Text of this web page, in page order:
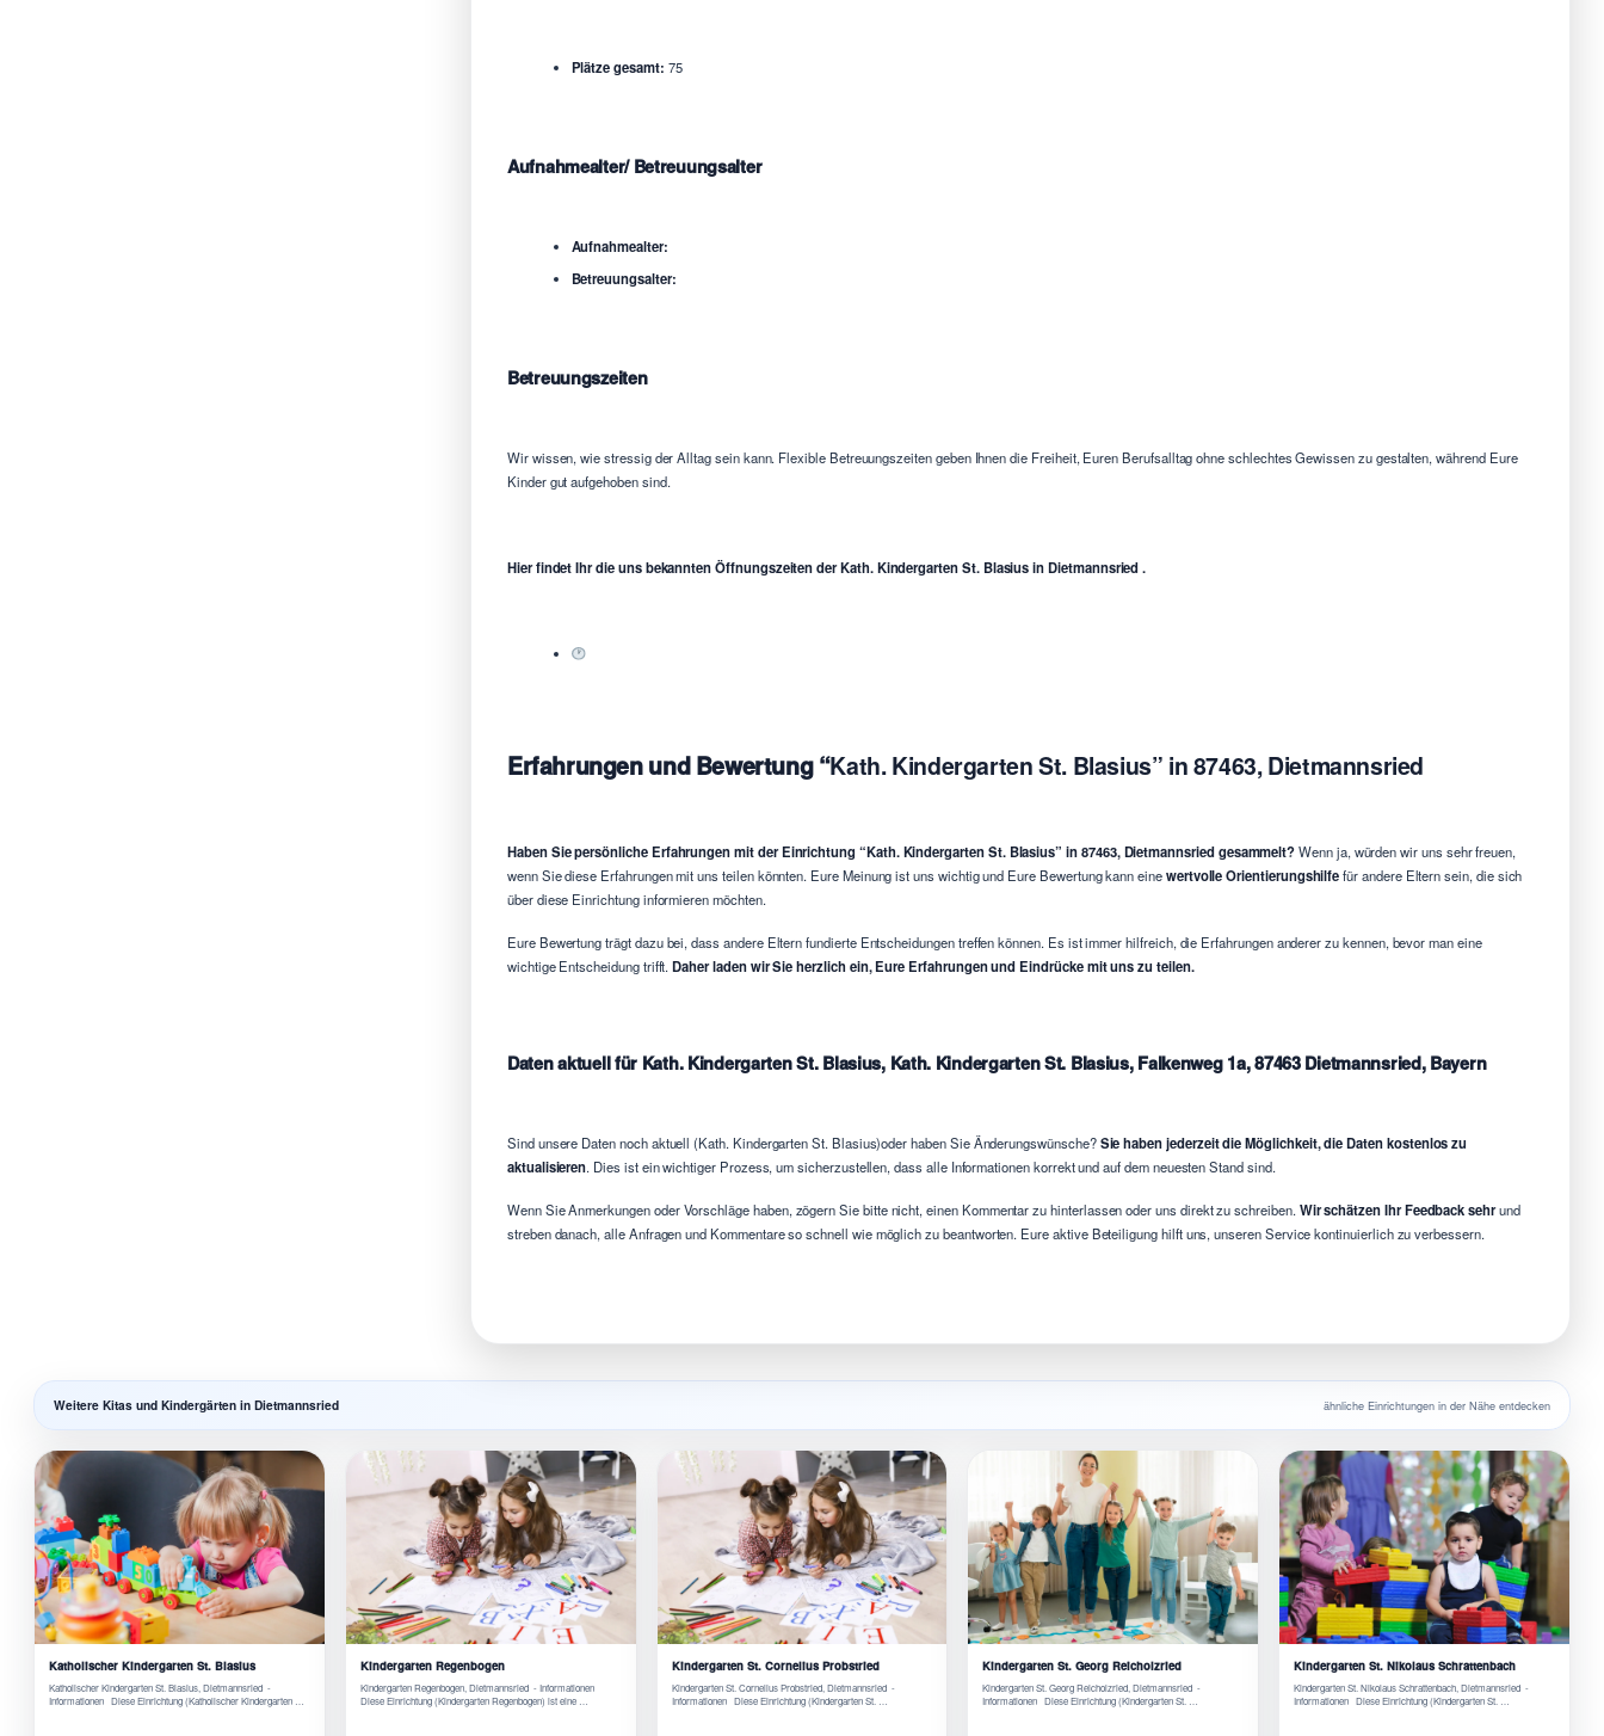
Plätze gesamt: 75
Aufnahmealter/ Betreuungsalter
Aufnahmealter:
Betreuungsalter:
Betreuungszeiten
Wir wissen, wie stressig der Alltag sein kann. Flexible Betreuungszeiten geben Ihnen die Freiheit, Euren Berufsalltag ohne schlechtes Gewissen zu gestalten, während Eure
Kinder gut aufgehoben sind.
Hier findet Ihr die uns bekannten Öffnungszeiten der Kath. Kindergarten St. Blasius in Dietmannsried .
Erfahrungen und Bewertung “Kath. Kindergarten St. Blasius” in 87463, Dietmannsried
Haben Sie persönliche Erfahrungen mit der Einrichtung “Kath. Kindergarten St. Blasius” in 87463, Dietmannsried gesammelt?Wenn ja, würden wir uns sehr freuen,
wenn Sie diese Erfahrungen mit uns teilen könnten. Eure Meinung ist uns wichtig und Eure Bewertung kann einewertvolle Orientierungshilfefür andere Eltern sein, die sich
über diese Einrichtung informieren möchten.
Eure Bewertung trägt dazu bei, dass andere Eltern fundierte Entscheidungen treffen können. Es ist immer hilfreich, die Erfahrungen anderer zu kennen, bevor man eine
wichtige Entscheidung trifft.Daher laden wir Sie herzlich ein, Eure Erfahrungen und Eindrücke mit uns zu teilen.
Daten aktuell für Kath. Kindergarten St. Blasius, Kath. Kindergarten St. Blasius, Falkenweg 1a, 87463 Dietmannsried, Bayern
Sind unsere Daten noch aktuell (Kath. Kindergarten St. Blasius)oder haben Sie Änderungswünsche?Sie haben jederzeit die Möglichkeit, die Daten kostenlos zu
aktualisieren. Dies ist ein wichtiger Prozess, um sicherzustellen, dass alle Informationen korrekt und auf dem neuesten Stand sind.
Wenn Sie Anmerkungen oder Vorschläge haben, zögern Sie bitte nicht, einen Kommentar zu hinterlassen oder uns direkt zu schreiben. Wir schätzen Ihr Feedback sehrund
streben danach, alle Anfragen und Kommentare so schnell wie möglich zu beantworten. Eure aktive Beteiligung hilft uns, unseren Service kontinuierlich zu verbessern.
Weitere Kitas und Kindergärten in Dietmannsried ähnliche Einrichtungen in der Nähe entdecken
Katholischer Kindergarten St. Blasius
Katholischer Kindergarten St. Blasius, Dietmannsried -
Informationen Diese Einrichtung (Katholischer Kindergarten …
Kindergarten Regenbogen
Kindergarten Regenbogen, Dietmannsried - Informationen
Diese Einrichtung (Kindergarten Regenbogen) ist eine …
Kindergarten St. Cornelius Probstried
Kindergarten St. Cornelius Probstried, Dietmannsried -
Informationen Diese Einrichtung (Kindergarten St. …
Kindergarten St. Georg Reicholzried
Kindergarten St. Georg Reicholzried, Dietmannsried -
Informationen Diese Einrichtung (Kindergarten St. …
Kindergarten St. Nikolaus Schrattenbach
Kindergarten St. Nikolaus Schrattenbach, Dietmannsried -
Informationen Diese Einrichtung (Kindergarten St. …